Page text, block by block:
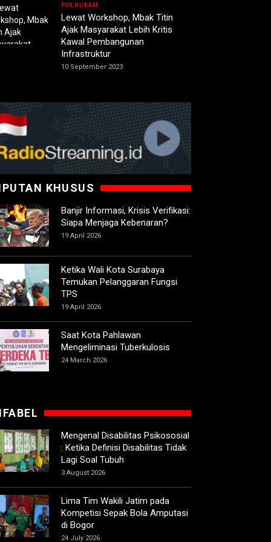
POLHUKAM
Lewat Workshop, Mbak Titin
Ajak Masyarakat Lebih Kritis
Kawal Pembangunan
Infrastruktur
10 September 2023
KHUSUS
Banjir Informasi, Krisis Verifikasi:
Siapa Menjaga Kebenaran?
19 April 2026
Ketika Wali Kota Surabaya
Temukan Pelanggaran Fungsi
TPS
19 April 2026
Saat Kota Pahlawan
Mengeliminasi Tuberkulosis
24 March 2026
Mengenal Disabilitas Psikososial
: Ketika Definisi Disabilitas Tidak
Lagi Soal Tubuh
3 August 2026
Lima Tim Wakili Jatim pada
Kompetisi Sepak Bola Amputasi
di Bogor
24 July 2026